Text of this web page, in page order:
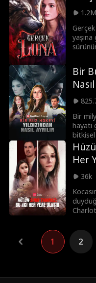
geçen
artık
gerçek
almaya
1.2M
onun
peki
her
Bir
Bir
hayatı
bitkisel
sonra,
her
birini
Her
36k
eder.
1 2